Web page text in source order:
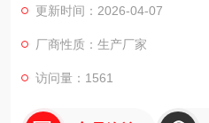
更新时间：2026-04-07
厂商性质：生产厂家
访问量：1561